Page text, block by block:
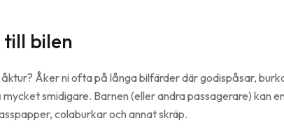
bilen
Åker ni ofta på långa bilfärder där godispåsar,
smidigare. Barnen (eller andra passagerare) kan
colaburkar och annat skräp.